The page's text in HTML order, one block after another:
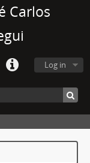
Carlos
Log in